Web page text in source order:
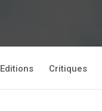
Editions Critiques